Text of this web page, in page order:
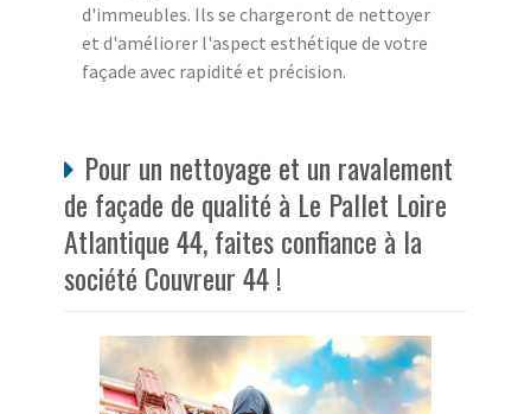
d'immeubles. Ils se chargeront de nettoyer
et d'améliorer l'aspect esthétique de votre
façade avec rapidité et précision.
Pour un nettoyage et un ravalement
de façade de qualité à Le Pallet Loire
Atlantique 44, faites confiance à la
société Couvreur 44 !